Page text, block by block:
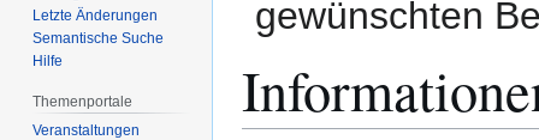
gewünschten
Letzte Änderungen
Semantische Suche
Hilfe
Themenportale
Veranstaltungen